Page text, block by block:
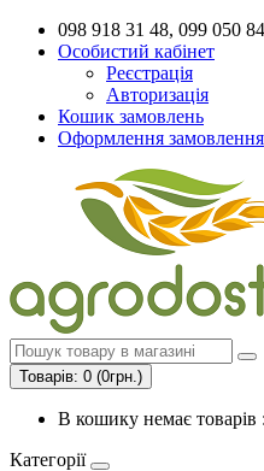
098 918 31 48, 099 050
Особистий кабінет
Реєстрація
Авторизація
Кошик замовлень
Оформлення замовлення
Товарів: 0 (0грн.)
В кошику немає товарів
Категорії